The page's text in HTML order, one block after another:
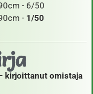
- 6/50
- 1/50
kirjoittanut omistaja